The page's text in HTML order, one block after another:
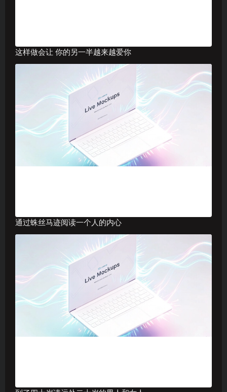
这样做会让 你的另一半越来越爱你
通过蛛丝马迹阅读一个人的内心